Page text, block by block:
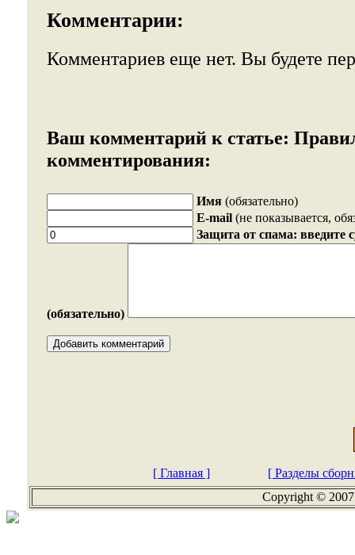
Комментарии:
Комментариев еще нет. Вы будете
Ваш комментарий к статье:
комментирования:
Имя (обязательно)
E-mail (не показывается,
Защита от спама: введите
(обязательно)
[ Главная ]
[ Разделы
Copyright ©